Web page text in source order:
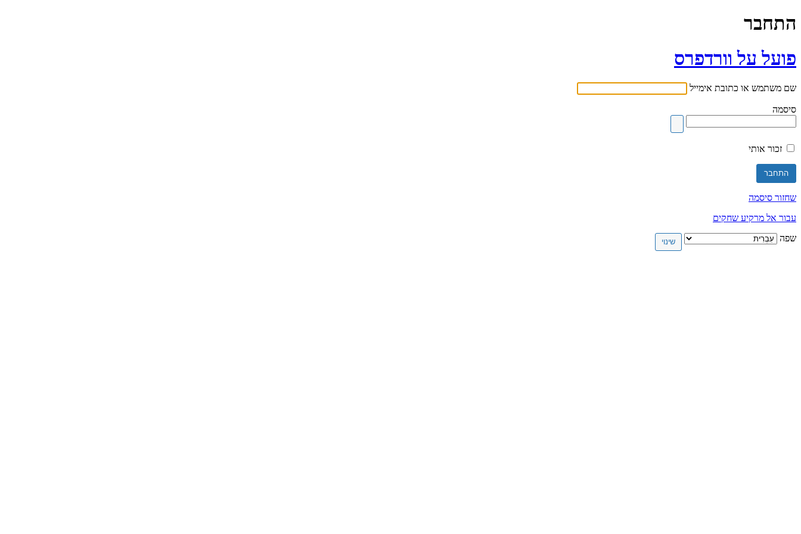
התחבר
פועל על וורדפרס
שם משתמש או כתובת אימייל
סיסמה
זכור אותי
שחזור סיסמה
עבור אל מרקיע שחקים
שפה